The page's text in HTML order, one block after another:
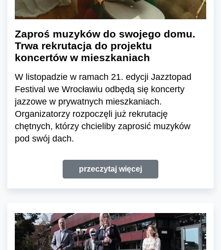
Zaproś muzyków do swojego domu.
Trwa rekrutacja do projektu
koncertów w mieszkaniach
W listopadzie w ramach 21. edycji Jazztopad
Festival we Wrocławiu odbędą się koncerty
jazzowe w prywatnych mieszkaniach.
Organizatorzy rozpoczęli już rekrutację
chętnych, którzy chcieliby zaprosić muzyków
pod swój dach.
przeczytaj więcej